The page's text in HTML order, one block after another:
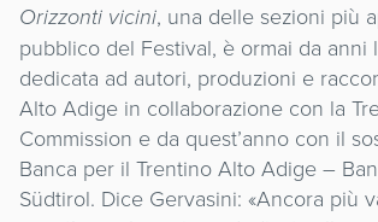
Orizzonti vicini, una delle sezioni più
pubblico del Festival, è ormai da anni
dedicata ad autori, produzioni e
Alto Adige in collaborazione con la
Commission e da quest’anno con il
Banca per il Trentino Alto Adige –
Südtirol. Dice Gervasini: «Ancora più